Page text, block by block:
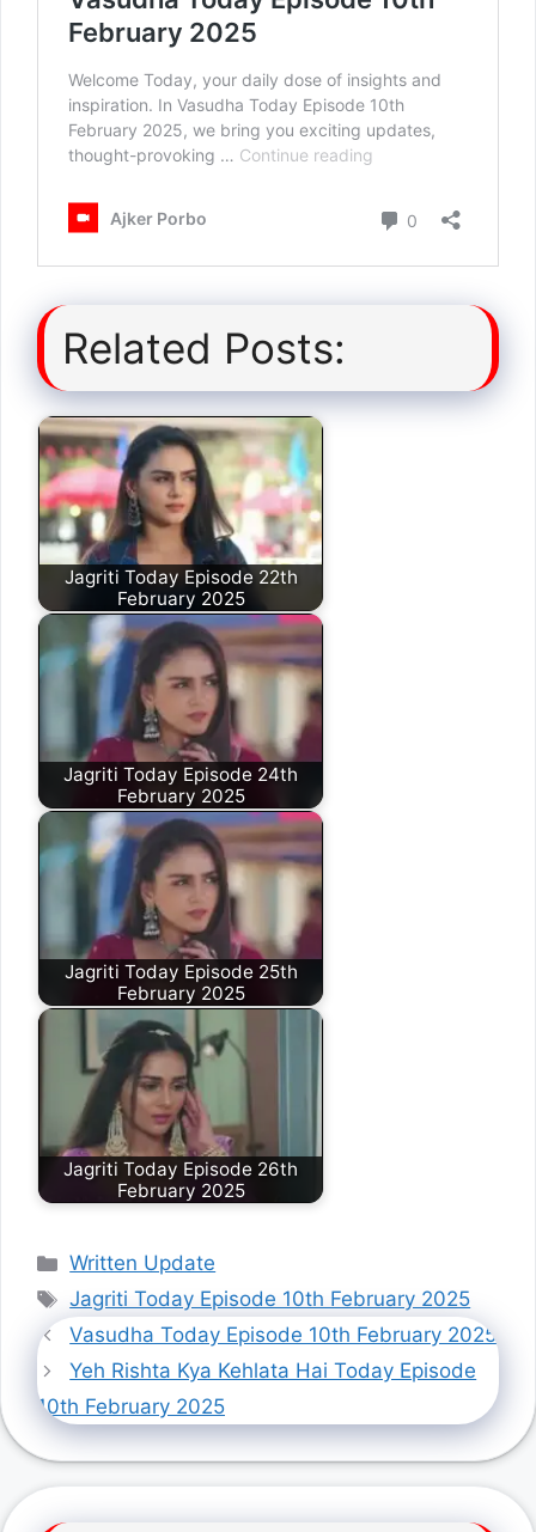
Related Posts:
Jagriti Today Episode 22th
February 2025
Jagriti Today Episode 24th
February 2025
Jagriti Today Episode 25th
February 2025
Jagriti Today Episode 26th
February 2025
Categories
Written Update
Tags
Jagriti Today Episode 10th February 2025
Vasudha Today Episode 10th February 2025
Yeh Rishta Kya Kehlata Hai Today Episode
10th February 2025